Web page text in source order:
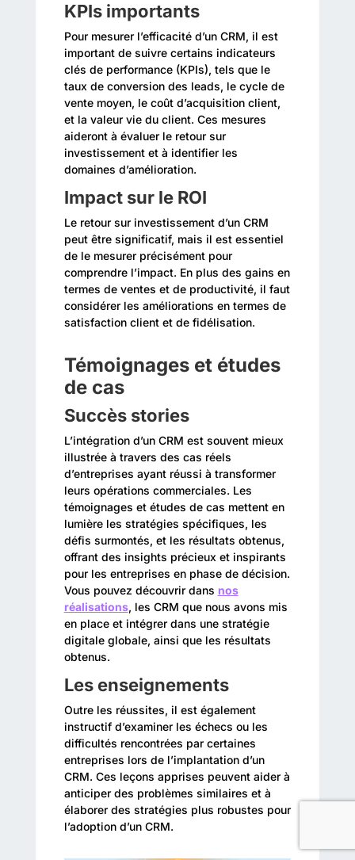
KPIs importants
Pour mesurer l’efficacité d’un CRM, il est
important de suivre certains indicateurs
clés de performance (KPIs), tels que le
taux de conversion des leads, le cycle de
vente moyen, le coût d’acquisition client,
et la valeur vie du client. Ces mesures
aideront à évaluer le retour sur
investissement et à identifier les
domaines d’amélioration.
Impact sur le ROI
Le retour sur investissement d’un CRM
peut être significatif, mais il est essentiel
de le mesurer précisément pour
comprendre l’impact. En plus des gains en
termes de ventes et de productivité, il faut
considérer les améliorations en termes de
satisfaction client et de fidélisation.
Témoignages et études
de cas
Succès stories
L’intégration d’un CRM est souvent mieux
illustrée à travers des cas réels
d’entreprises ayant réussi à transformer
leurs opérations commerciales. Les
témoignages et études de cas mettent en
lumière les stratégies spécifiques, les
défis surmontés, et les résultats obtenus,
offrant des insights précieux et inspirants
pour les entreprises en phase de décision.
Vous pouvez découvrir dans nos
réalisations, les CRM que nous avons mis
en place et intégrer dans une stratégie
digitale globale, ainsi que les résultats
obtenus.
Les enseignements
Outre les réussites, il est également
instructif d’examiner les échecs ou les
difficultés rencontrées par certaines
entreprises lors de l’implantation d’un
CRM. Ces leçons apprises peuvent aider à
anticiper des problèmes similaires et à
élaborer des stratégies plus robustes pour
l’adoption d’un CRM.